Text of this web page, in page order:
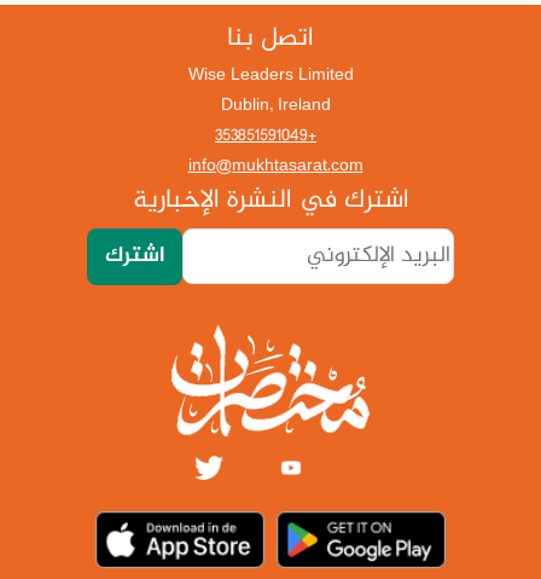
اتصل بنا
Wise Leaders Limited
Dublin, Ireland
+353851591049
info@mukhtasarat.com
اشترك في النشرة الإخبارية
اشترك